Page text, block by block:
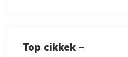
Top cikkek –